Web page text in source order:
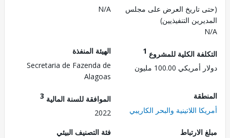
تاريخ العرض على مجلس
التنفيذيين)
N/A
الكلية للمشروع1
100.00 مليون
الهيئة المنفذة
Secretaria de Fazenda de
Alagoas
اللاتينية والبحر الكاريبي
الموافقة للسنة المالية3
2022
فئة التصنيف البيئي